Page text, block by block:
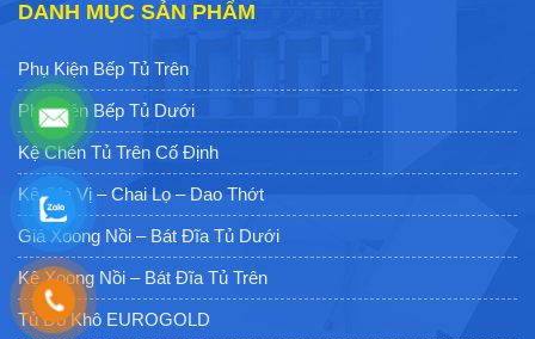
DANH MỤC SẢN PHẨM
Phụ Kiện Bếp Tủ Trên
Phụ Kiện Bếp Tủ Dưới
Kệ Chén Tủ Trên Cố Định
Kệ Gia Vị – Chai Lọ – Dao Thớt
Giá Xoong Nồi – Bát Đĩa Tủ Dưới
Kệ Xoong Nồi – Bát Đĩa Tủ Trên
Tủ Đồ Khô EUROGOLD